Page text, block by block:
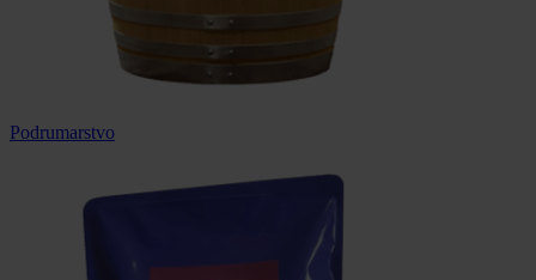
Podrumarstvo